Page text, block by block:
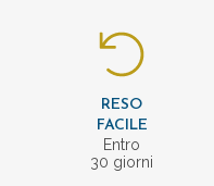
RESO
FACILE
Entro
30 giorni